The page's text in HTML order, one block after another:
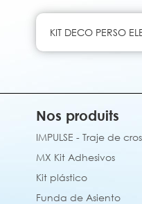
KIT DECO PERSO
Nos produits
IMPULSE - Traje de
MX Kit Adhesivos
Kit plástico
Funda de Asiento